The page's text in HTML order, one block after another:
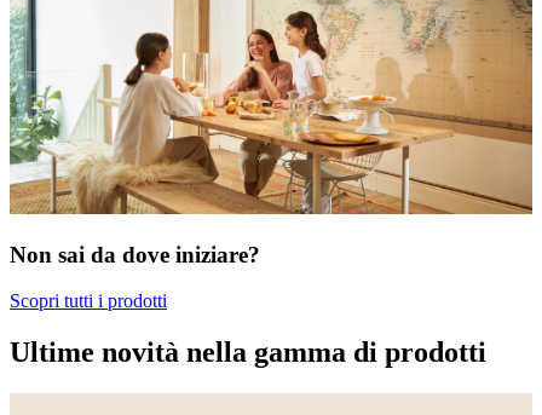
Non sai da dove iniziare?
Scopri tutti i prodotti
Ultime novità nella gamma di prodotti